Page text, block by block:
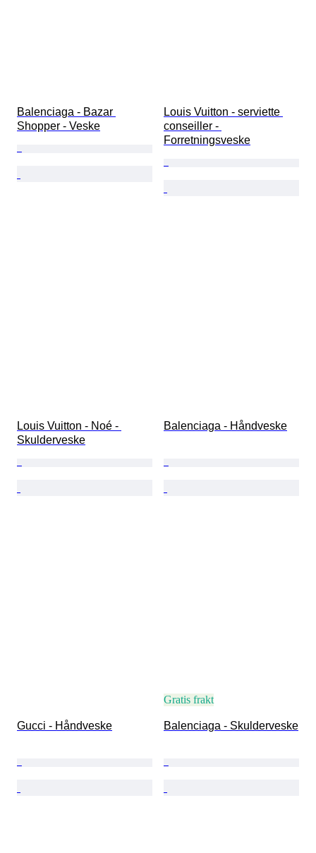
Balenciaga - Bazar
Shopper - Veske
Louis Vuitton - serviette
conseiller -
Forretningsveske
Louis Vuitton - Noé -
Skulderveske
Balenciaga - Håndveske
Gucci - Håndveske
Gratis frakt
Balenciaga - Skulderveske